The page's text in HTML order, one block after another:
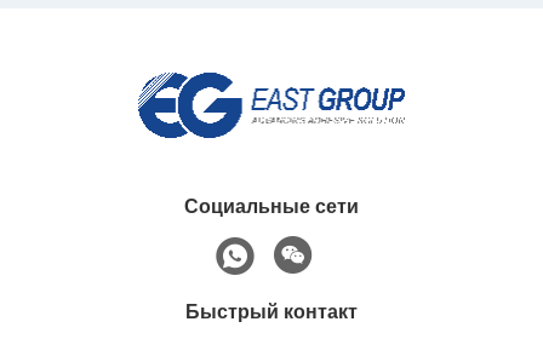
Социальные сети
Быстрый контакт